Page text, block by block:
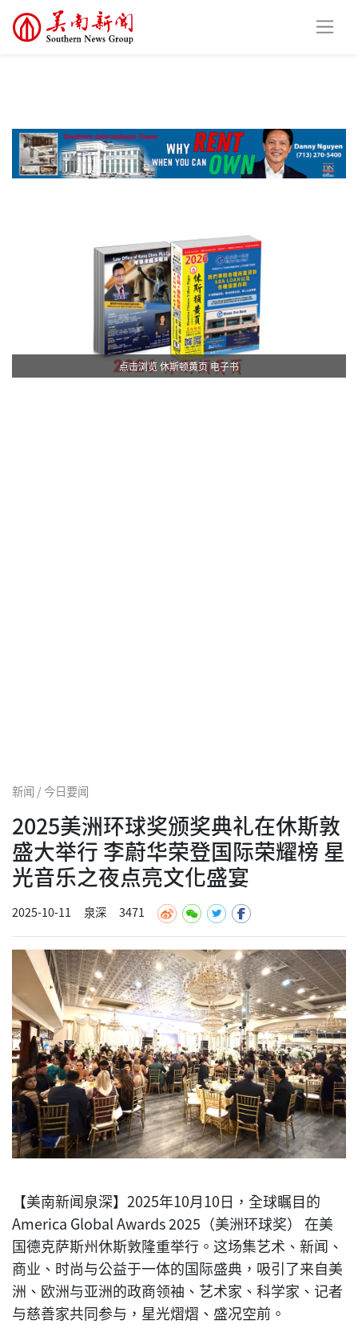
点击浏览 休斯顿黄页 电子书
新闻 / 今日要闻
2025美洲环球奖颁奖典礼在休斯敦
盛大举行 李蔚华荣登国际荣耀榜 星
光音乐之夜点亮文化盛宴
2025-10-11 泉深 3471
【美南新闻泉深】2025年10月10日，全球瞩目的
America Global Awards 2025（美洲环球奖） 在美
国德克萨斯州休斯敦隆重举行。这场集艺术、新闻、
商业、时尚与公益于一体的国际盛典，吸引了来自美
洲、欧洲与亚洲的政商领袖、艺术家、科学家、记者
与慈善家共同参与，星光熠熠、盛况空前。